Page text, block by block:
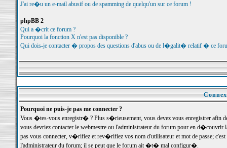
J'ai re�u un e-mail abusif ou de spamming de quelqu'un sur ce forum !
phpBB 2
Qui a �crit ce forum ?
Pourquoi la fonction X n'est pas disponible ?
Qui dois-je contacter � propos des questions d'abus ou de l�galit� relatif � ce
Pourquoi ne puis-je pas me connecter ?
Vous �tes-vous enregistr� ? Plus s�rieusement, vous devez vous enregistrer
vous devriez contacter le webmestre ou l'administrateur du forum pour en
pas vous connecter, v�rifiez et rev�rifiez vos nom d'utilisateur et mot de passe;
l'administrateur du forum; il se peut que le forum ait �t� mal configur�.